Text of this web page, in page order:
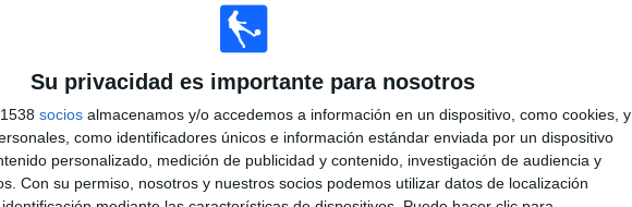
Su privacidad es importante para nosotros
socios almacenamos y/o accedemos a información en un dispositivo, como cookies, y
como identificadores únicos e información estándar enviada por un dispositivo
personalizado, medición de publicidad y contenido, investigación de audiencia y
Con su permiso, nosotros y nuestros socios podemos utilizar datos de localización
TOTAL
4
CANALES
TOTAL
97
Total equipos